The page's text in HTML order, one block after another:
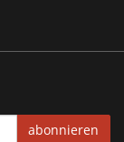
abonnieren